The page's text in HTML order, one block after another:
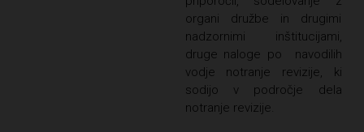
organi družbe in drugimi
nadzornimi inštitucijami,
druge naloge po navodilih
vodje notranje revizije, ki
sodijo v področje dela
notranje revizije.